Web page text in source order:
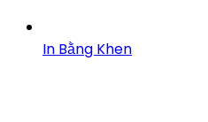
In Bằng Khen